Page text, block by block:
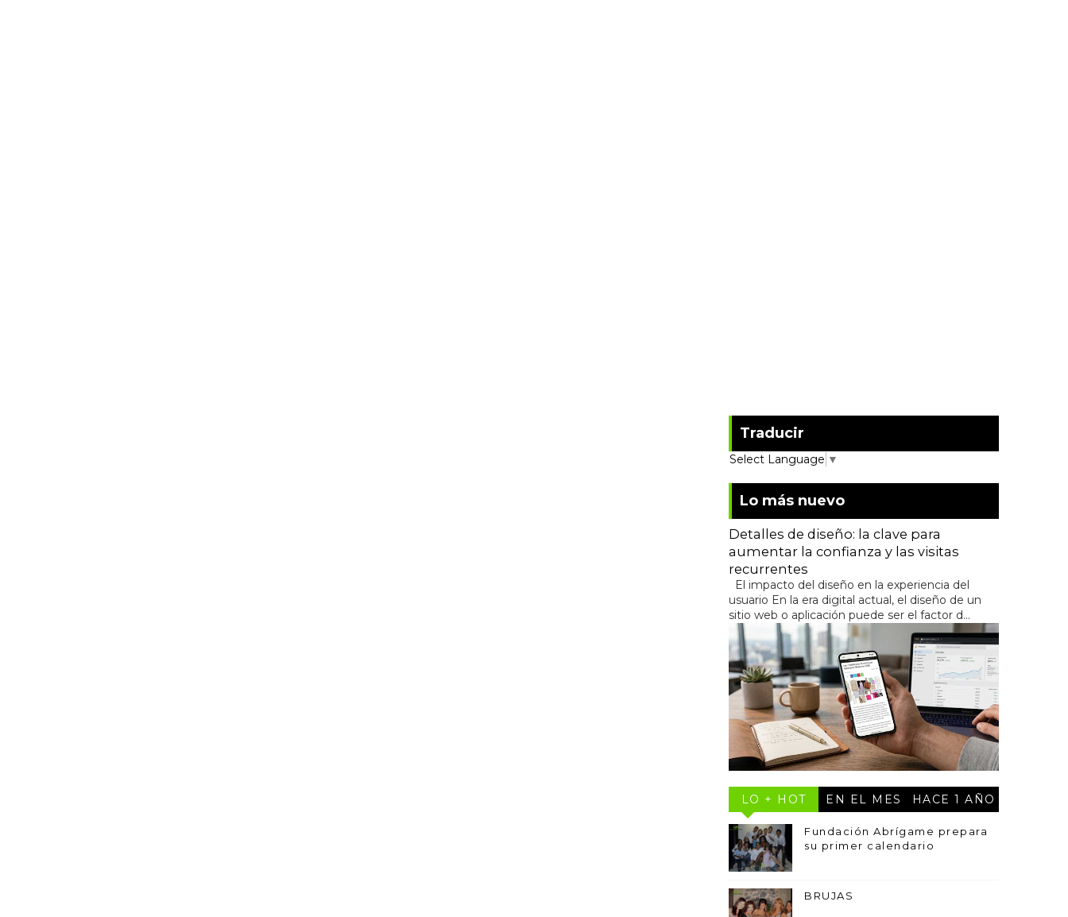
Traducir
Select Language ▼
Lo más nuevo
Detalles de diseño: la clave para
aumentar la confianza y las visitas
recurrentes
El impacto del diseño en la experiencia del
usuario En la era digital actual, el diseño de un
sitio web o aplicación puede ser el factor d...
LO + HOT EN EL MES HACE 1 AÑO
Fundación Abrígame prepara
su primer calendario
BRUJAS